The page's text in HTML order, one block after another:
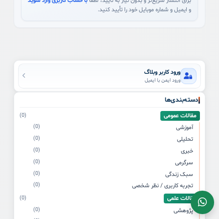
ورود کاربر وبلاگ
ورود ایمن با ایمیل
دسته‌بندی‌ها
مقالات عمومی (0)
آموزشی (0)
تحلیلی (0)
خبری (0)
سرگرمی (0)
سبک زندگی (0)
تجربه کاربری / نظر شخصی (0)
مقالات علمی (0)
پژوهشی (0)
و ایمیل و شماره موبایل خود را تأیید کنید.